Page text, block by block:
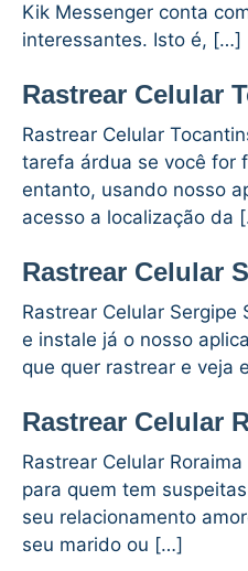
Kik Messenger conta
interessantes. Isto é, […]
Rastrear Celular
Rastrear Celular
tarefa árdua se você for
entanto, usando nosso
acesso a localização da
Rastrear Celular
Rastrear Celular Sergipe
e instale já o nosso
que quer rastrear e veja
Rastrear Celular
Rastrear Celular
para quem tem
seu relacionamento
seu marido ou […]